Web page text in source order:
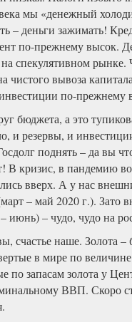
мы «денежный
– деньги зажимать!
по-прежнему высок.
спекулятивном рынке.
чистого вывоза
по-прежнему
бюджета, а это
и резервы, и
поднять – да вы
В кризис, в пандемию
вверх. А у нас
– май 2020 г.). Зато
июнь) – чудо, чудо на
счастье наше. Золота
в мире по
по запасам золота у
ВВП. Скоро